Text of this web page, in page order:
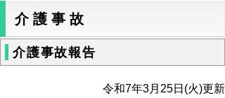
介護事故
介護事故報告
令和7年3月25日(火)更新